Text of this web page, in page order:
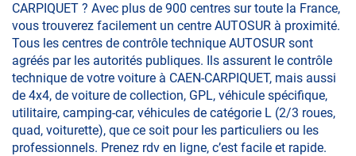
CARPIQUET ? Avec plus de 900 centres sur toute la France,
vous trouverez facilement un centre AUTOSUR à proximité.
Tous les centres de contrôle technique AUTOSUR sont
agréés par les autorités publiques. Ils assurent le contrôle
technique de votre voiture à CAEN-CARPIQUET, mais aussi
de 4x4, de voiture de collection, GPL, véhicule spécifique,
utilitaire, camping-car, véhicules de catégorie L (2/3 roues,
quad, voiturette), que ce soit pour les particuliers ou les
professionnels. Prenez rdv en ligne, c’est facile et rapide.